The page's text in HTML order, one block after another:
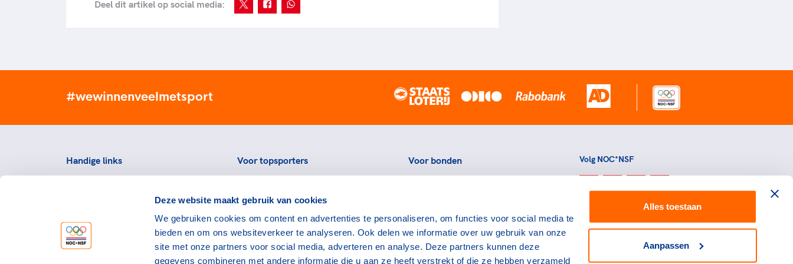
Deze website maakt gebruik van cookies
We gebruiken cookies om content en advertenties te personaliseren, om functies voor social media te
bieden en om ons websiteverkeer te analyseren. Ook delen we informatie over uw gebruik van onze
site met onze partners voor social media, adverteren en analyse. Deze partners kunnen deze
gegevens combineren met andere informatie die u aan ze heeft verstrekt of die ze hebben verzameld
Alles toestaan
Aanpassen
Deel dit artikel op social media:
#wewinnenveelmetsport
Handige links
Werken bij NOC*NSF
Openstaande vacatures
Voor topsporters
Voorzieningen voor topsporters
Downloads en links voor
topsporters
Atletencommissie
Voor bonden
Portal
Nieuws
Contact
Volg NOC*NSF